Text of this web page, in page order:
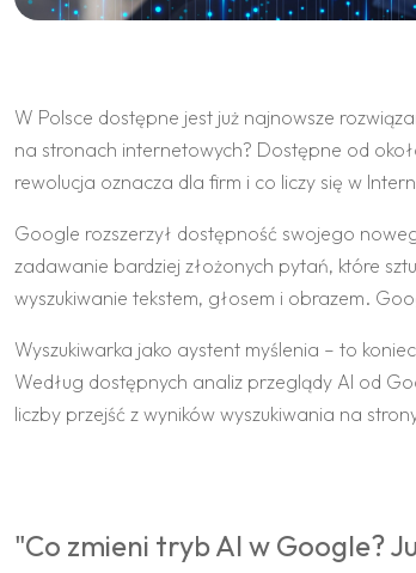
W Polsce dostępne jest już najnowsze
na stronach internetowych? Dostępne od
rewolucja oznacza dla firm i co liczy się w
Google rozszerzył dostępność swojego
zadawanie bardziej złożonych pytań, które
wyszukiwanie tekstem, głosem i obrazem.
Wyszukiwarka jako aystent myślenia – to
Według dostępnych analiz przeglądy AI od
liczby przejść z wyników wyszukiwania na
"Co zmieni tryb AI w Google?